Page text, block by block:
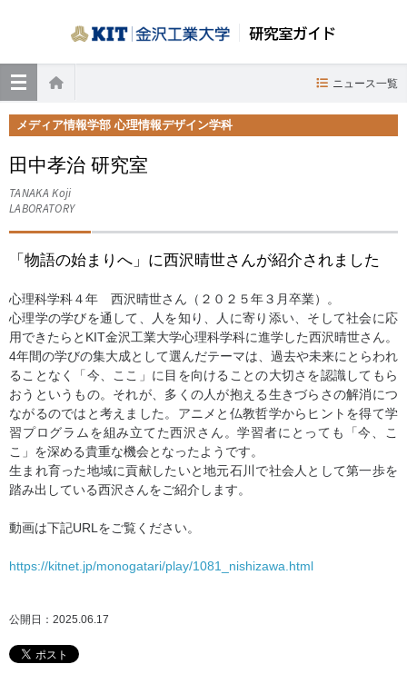
研究室ガイド
ホーム
ニュース一覧
メディア情報学部 心理情報デザイン学科
田中孝治 研究室
TANAKA Koji
LABORATORY
「物語の始まりへ」に西沢晴世さんが紹介されました
心理科学科４年 西沢晴世さん（２０２５年３月卒業）。
心理学の学びを通して、人を知り、人に寄り添い、そして社会に応
用できたらとKIT金沢工業大学心理科学科に進学した西沢晴世さん。
4年間の学びの集大成として選んだテーマは、過去や未来にとらわれ
ることなく「今、ここ」に目を向けることの大切さを認識してもら
おうというもの。それが、多くの人が抱える生きづらさの解消につ
ながるのではと考えました。アニメと仏教哲学からヒントを得て学
習プログラムを組み立てた西沢さん。学習者にとっても「今、こ
こ」を深める貴重な機会となったようです。
生まれ育った地域に貢献したいと地元石川で社会人として第一歩を
踏み出している西沢さんをご紹介します。
動画は下記URLをご覧ください。
https://kitnet.jp/monogatari/play/1081_nishizawa.html
公開日：2025.06.17